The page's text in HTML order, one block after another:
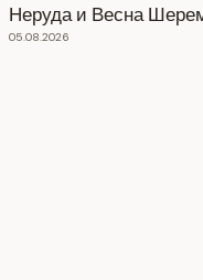
Неруда и Весна
05.08.2026